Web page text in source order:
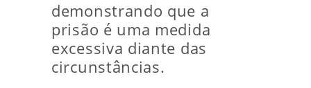
demonstrando que a
prisão é uma medida
excessiva diante das
circunstâncias.